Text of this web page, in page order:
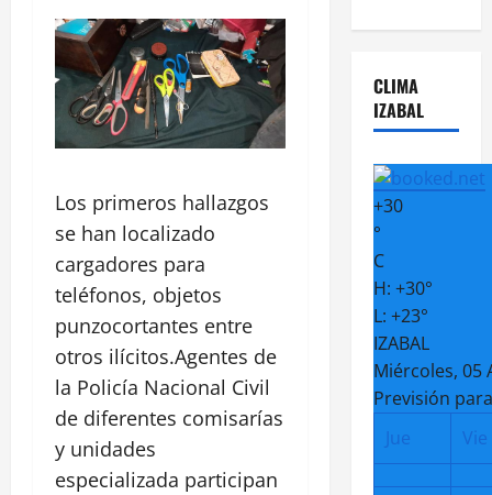
Los primeros hallazgos
se han localizado
cargadores para
teléfonos, objetos
punzocortantes entre
otros ilícitos.Agentes de
la Policía Nacional Civil
de diferentes comisarías
y unidades
especializada participan
CLIMA
IZABAL
+30
°
C
H: +30°
L: +23°
IZABAL
Miércoles, 05
Previsión
Jue
Vie